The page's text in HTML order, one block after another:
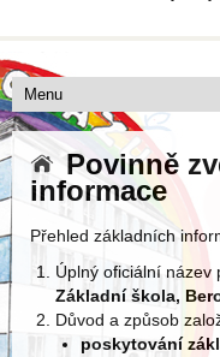
Povinně
informace
Přehled základních
Úplný oficiální název
Základní škola,
Důvod a způsob
poskytování